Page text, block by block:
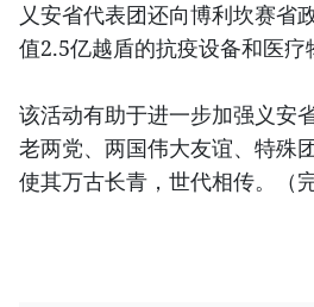
乂安省代表团还向博利坎赛省
值2.5亿越盾的抗疫设备和医疗
该活动有助于进一步加强义安
老两党、两国伟大友谊、特殊
使其万古长青，世代相传。（完